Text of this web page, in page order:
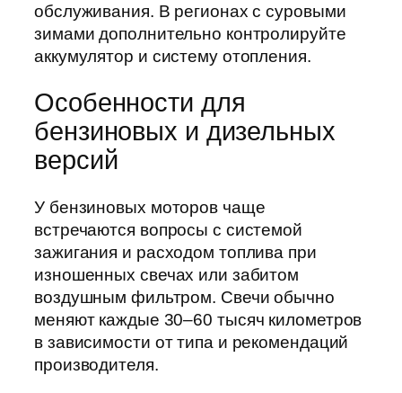
обслуживания. В регионах с суровыми
зимами дополнительно контролируйте
аккумулятор и систему отопления.
Особенности для
бензиновых и дизельных
версий
У бензиновых моторов чаще
встречаются вопросы с системой
зажигания и расходом топлива при
изношенных свечах или забитом
воздушным фильтром. Свечи обычно
меняют каждые 30–60 тысяч километров
в зависимости от типа и рекомендаций
производителя.